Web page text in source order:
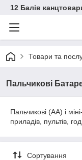
12 Балів
Товари та
Пальчикові
Пальчикові (АА) і
приладів, пультів,
Сортування